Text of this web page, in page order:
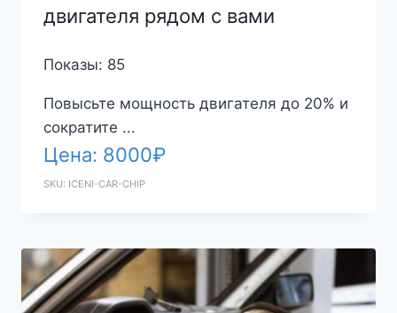
двигателя рядом с вами
Показы: 85
Повысьте мощность двигателя до 20% и
сократите ...
Цена: 8000₽
SKU: ICENI-CAR-CHIP